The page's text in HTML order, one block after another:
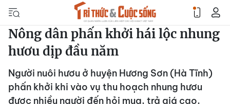
Nông dân phấn khởi hái lộc nhung
hươu dịp đầu năm
Người nuôi hươu ở huyện Hương Sơn (Hà Tĩnh)
phấn khởi khi vào vụ thu hoạch nhung hươu
được nhiều người đến hỏi mua, trả giá cao,